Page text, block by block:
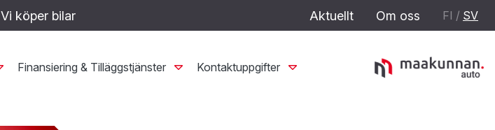
Vi köper bilar Aktuellt Om oss FI / SV
Finansiering & Tilläggstjänster Kontaktuppgifter